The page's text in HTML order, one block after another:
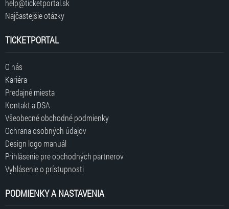
help@ticketportal.sk
Najčastejšie otázky
TICKETPORTAL
O nás
Kariéra
Predajné miesta
Kontakt a DSA
Všeobecné obchodné podmienky
Ochrana osobných údajov
Design logo manuál
Prihlásenie pre obchodných partnerov
Vyhlásenie o prístupnosti
PODMIENKY A NASTAVENIA